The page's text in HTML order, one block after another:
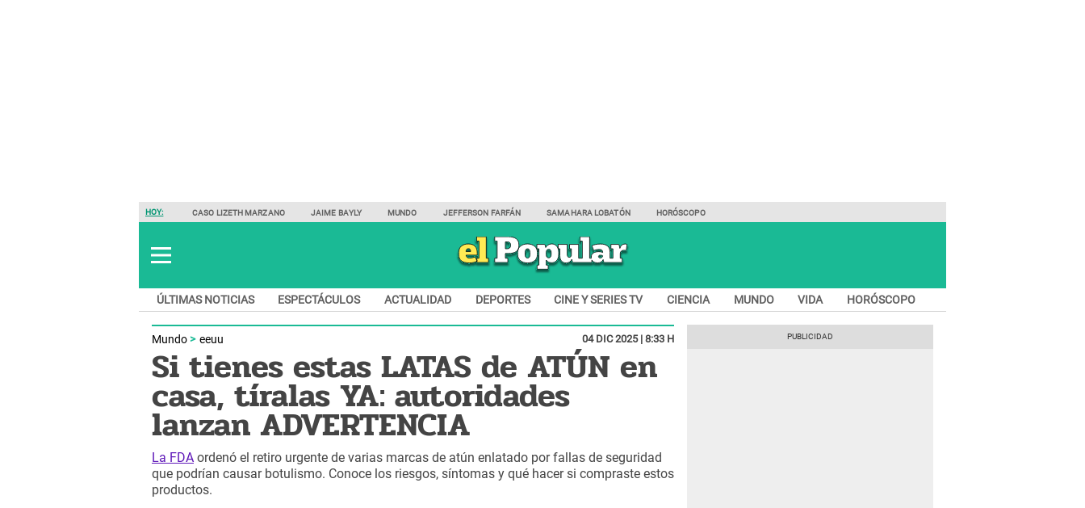
HOY: CASO LIZETH MARZANO JAIME BAYLY MUNDO JEFFERSON FARFÁN SAMAHARA LOBATÓN HORÓSCOPO
ÚLTIMAS NOTICIAS ESPECTÁCULOS ACTUALIDAD DEPORTES CINE Y SERIES TV CIENCIA MUNDO VIDA HORÓSCOPO
Mundo eeuu 04 DIC 2025 | 8:33 H
Si tienes estas LATAS de ATÚN en
casa, tíralas YA: autoridades
lanzan ADVERTENCIA
La FDA ordenó el retiro urgente de varias marcas de atún enlatado por fallas de seguridad
que podrían causar botulismo. Conoce los riesgos, síntomas y qué hacer si compraste estos
productos.